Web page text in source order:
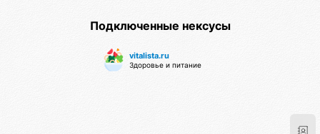
Подключенные нексусы
vitalista.ru
Здоровье и питание